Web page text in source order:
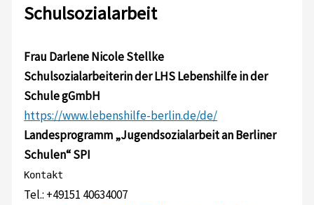
Schulsozialarbeit
Frau Darlene Nicole Stellke
Schulsozialarbeiterin der LHS Lebenshilfe in der
Schule gGmbH
https://www.lebenshilfe-berlin.de/de/
Landesprogramm „Jugendsozialarbeit an Berliner
Schulen“ SPI
Kontakt
Tel.: +49151 40634007